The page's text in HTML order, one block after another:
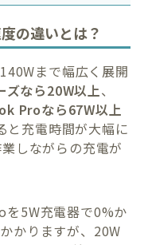
の違いとは？
まで幅広く展開
なら20W以上、
Proなら67W以上
と充電時間が大幅に
しながらの充電が
5W充電器で0%か
かりますが、20W